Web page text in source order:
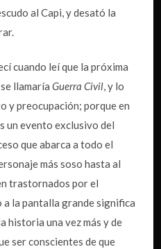
al Capi, y desató la
cuando leí que la próxima
se llamaríaGuerra Civil, y lo
y preocupación; porque en
un evento exclusivo del
que abarca a todo el
más soso hasta al
trastornados por el
la pantalla grande significa
historia una vez más y de
ser conscientes de que